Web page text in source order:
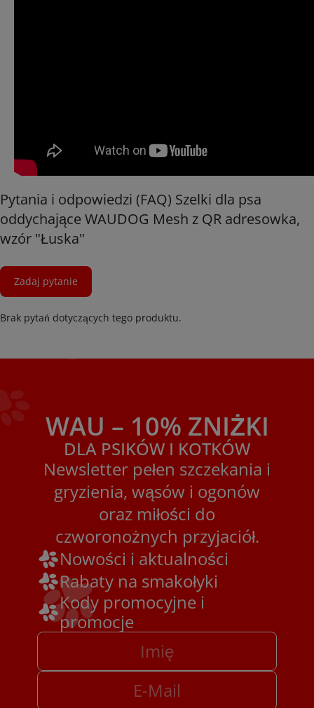
Pytania i odpowiedzi (FAQ) Szelki dla psa
oddychające WAUDOG Mesh z QR adresowka,
wzór "Łuska"
Zadaj pytanie
Brak pytań dotyczących tego produktu.
WAU – 10% ZNIŻKI
DLA PSIKÓW I KOTKÓW
Newsletter pełen szczekania i
gryzienia, wąsów i ogonów
oraz miłości do
czworonożnych przyjaciół.
Nowości i aktualności
Rabaty na smakołyki
Kody promocyjne i
promocje